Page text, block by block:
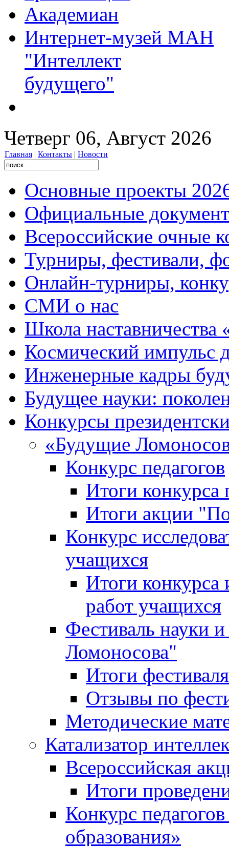
Академиан
Интернет-музей МАН
"Интеллект
будущего"
Четверг 06, Август 2026
Главная | Контакты | Новости
Основные проекты
Официальные
Всероссийские очные
Турниры, фестивали,
Онлайн-турниры,
СМИ о нас
Школа
Космический импульс
Инженерные кадры
Будущее науки:
Конкурсы
«Будущие
Конкурс педагогов
Итоги конкурса
Итоги акции
Конкурс
учащихся
Итоги конкурса
работ учащихся
Фестиваль науки
Ломоносова"
Итоги фестиваля
Отзывы по
Методические
Катализатор
Всероссийская
Итоги
Конкурс
образования»